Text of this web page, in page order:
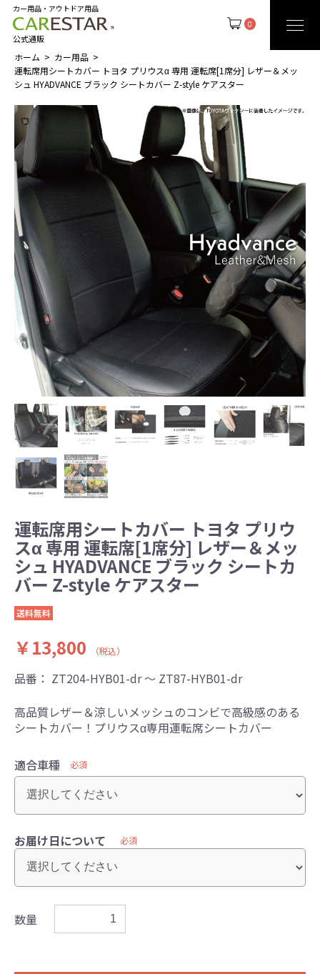
0
カー用品・アウトドア用品
公式通販
ホーム
カー用品
運転席用シートカバー トヨタ プリウスα 専用 運転席[1席分] レザー＆メッ
シュ HYADVANCE ブラック シートカバー Z-style ケアスター
運転席用シートカバー トヨタ プリウ
スα 専用 運転席[1席分] レザー＆メッ
シュ HYADVANCE ブラック シートカ
バー Z-style ケアスター
送料無料
￥13,800 （税込）
品番： ZT204-HYB01-dr ～ ZT87-HYB01-dr
高品質レザー＆涼しいメッシュのコンビで高級感のある
シートカバー！プリウスα専用運転席シートカバー
適合車種 必須
お届け日について 必須
数量